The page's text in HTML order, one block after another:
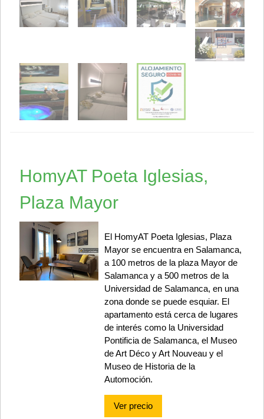
HomyAT Poeta Iglesias,
Plaza Mayor
El HomyAT Poeta Iglesias, Plaza
Mayor se encuentra en Salamanca,
a 100 metros de la plaza Mayor de
Salamanca y a 500 metros de la
Universidad de Salamanca, en una
zona donde se puede esquiar. El
apartamento está cerca de lugares
de interés como la Universidad
Pontificia de Salamanca, el Museo
de Art Déco y Art Nouveau y el
Museo de Historia de la
Automoción.
Ver precio